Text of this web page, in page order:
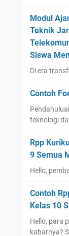
Modul
Teknik
Siswa
Di era
Contoh
teknologi
Rpp
9 Semua
Hello,
Contoh
Kelas 10
Hello, para
kabarnya?